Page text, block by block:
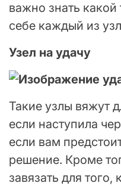
важно знать
себе каждый из
Узел на удачу
Такие узлы вяжут
если наступила
если вам
решение. Кроме
завязать для того,